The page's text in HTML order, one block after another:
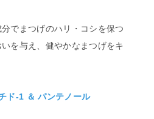
でまつげのハリ・コシを保つ
を与え、健やかなまつげをキ
ド-1 ＆ パンテノール